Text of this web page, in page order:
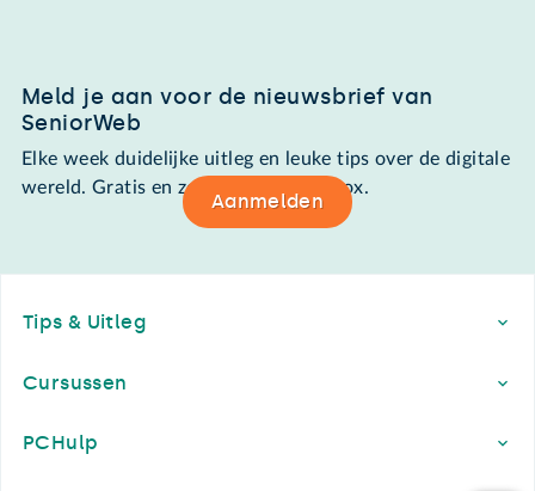
Meld je aan voor de nieuwsbrief van
SeniorWeb
Elke week duidelijke uitleg en leuke tips over de digitale
wereld. Gratis en zomaar in de mailbox.
Aanmelden
Tips & Uitleg
Cursussen
PCHulp